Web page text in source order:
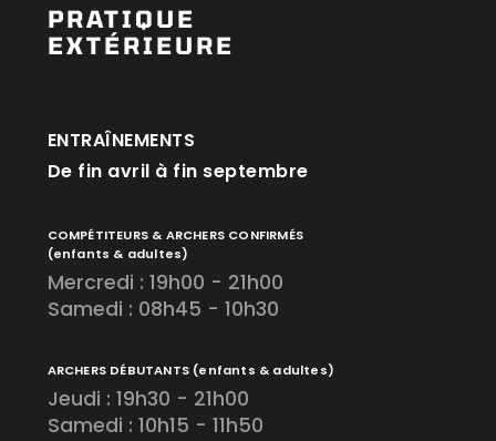
PRATIQUE
EXTÉRIEURE
ENTRAÎNEMENTS
De fin avril à fin septembre
COMPÉTITEURS & ARCHERS CONFIRMÉS
(enfants & adultes)
Mercredi : 19h00 - 21h00
Samedi : 08h45 - 10h30
ARCHERS DÉBUTANTS (enfants & adultes)
Jeudi : 19h30 - 21h00
Samedi : 10h15 - 11h50